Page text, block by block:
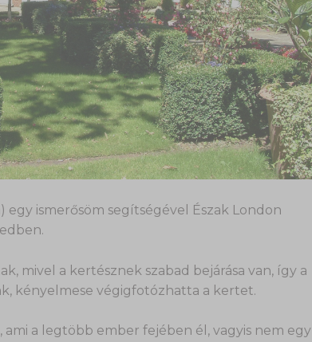
ismerősöm segítségével Észak London
mivel a kertésznek szabad bejárása van, így a
kényelmese végigfotózhatta a kertet.
a legtöbb ember fejében él, vagyis nem egy